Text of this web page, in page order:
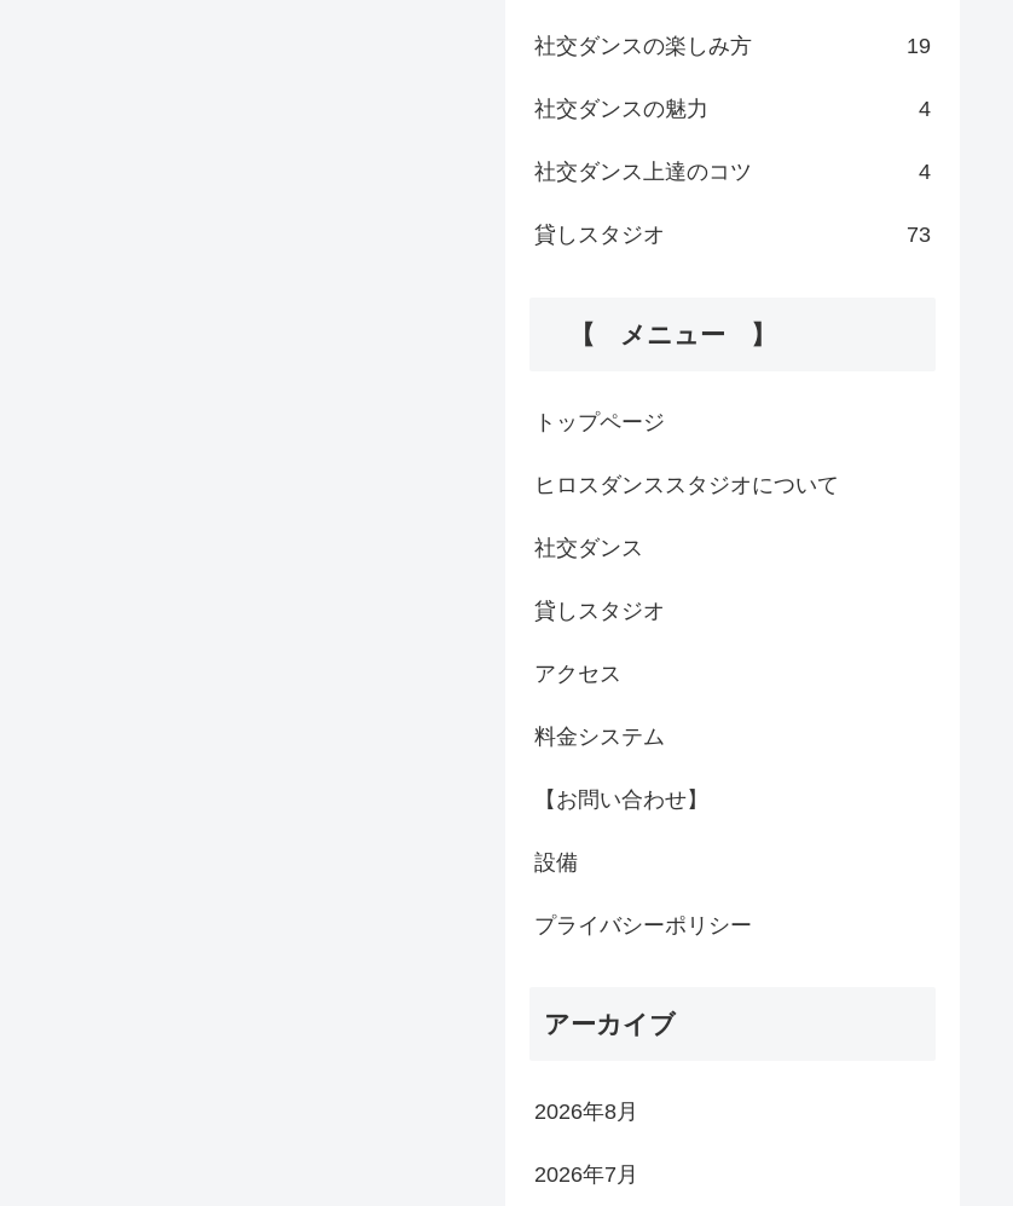
社交ダンスの楽しみ方 19
社交ダンスの魅力 4
社交ダンス上達のコツ 4
貸しスタジオ 73
【 メニュー 】
トップページ
ヒロスダンススタジオについて
社交ダンス
貸しスタジオ
アクセス
料金システム
【お問い合わせ】
設備
プライバシーポリシー
アーカイブ
2026年8月
2026年7月